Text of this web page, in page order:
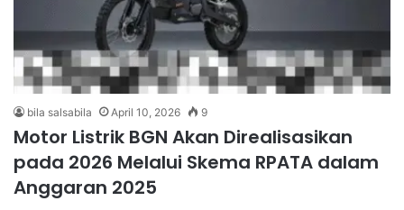
bila salsabila April 10, 2026 9
Motor Listrik BGN Akan Direalisasikan
pada 2026 Melalui Skema RPATA dalam
Anggaran 2025